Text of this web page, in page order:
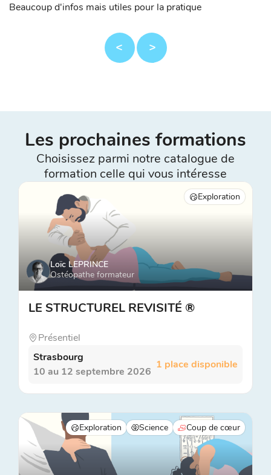
Beaucoup d'infos mais utiles pour la pratique
Les prochaines formations
Choisissez parmi notre catalogue de
formation celle qui vous intéresse
Exploration
Loïc LEPRINCE
Ostéopathe formateur
LE STRUCTUREL REVISITÉ ®
Présentiel
Strasbourg
10 au 12 septembre 2026
1 place disponible
Exploration Science Coup de cœur